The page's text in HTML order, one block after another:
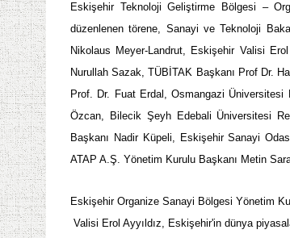
Eskişehir Teknoloji Geliştirme Bölgesi –
düzenlenen törene, Sanayi ve Teknoloji
Nikolaus Meyer-Landrut, Eskişehir Valisi
Nurullah Sazak, TÜBİTAK Başkanı Prof Dr.
Prof. Dr. Fuat Erdal, Osmangazi
Özcan, Bilecik Şeyh Edebali Üniversitesi
Başkanı Nadir Küpeli, Eskişehir Sanayi
ATAP A.Ş. Yönetim Kurulu Başkanı Metin
Eskişehir Organize Sanayi Bölgesi Yönetim
Valisi Erol Ayyıldız, Eskişehir'in dünya